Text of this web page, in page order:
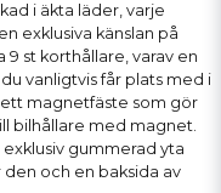
i äkta läder, varje
exklusiva känslan på
9 st korthållare, varav en
vanligtvis får plats med i
magnetfäste som gör
bilhållare med magnet.
gummerad yta
den och en baksida av